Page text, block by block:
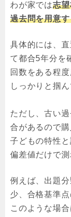
わが家では志
過去問を用意
具体的には、
て都合5年分を
回数をある程
しっかりと掴
ただし、古い
合があるので
子どもの特性
偏差値だけで測
例えば、出題
少、合格基準点
このような場